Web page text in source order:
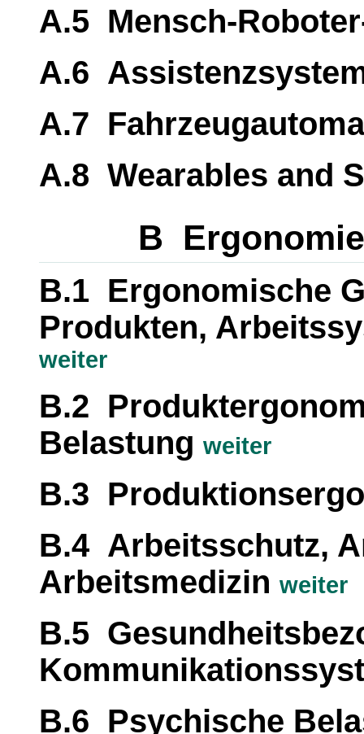
A.5 Mensch-
A.6
A.7
A.8 Wearables and
B
B.1 Ergonomische
Produkten,
weiter
B.2
Belastung weiter
B.3
B.4 Arbeitsschutz,
Arbeitsmedizin weiter
B.5
B.6 Psychische